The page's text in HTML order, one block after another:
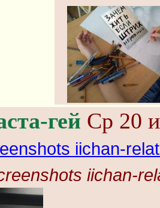
гей Ср 20
iichan-
iichan-